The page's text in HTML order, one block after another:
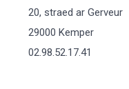
20, straed ar Gerveur
29000 Kemper
02.98.52.17.41